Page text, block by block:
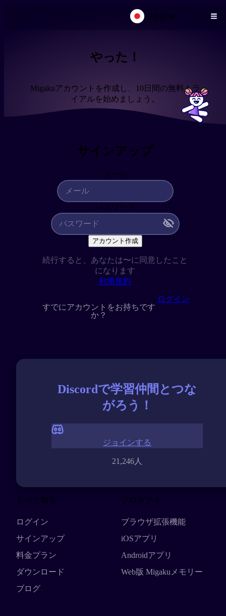
日本語
やった！
Migakuアカウントを作成し、10日間の無料トラ
イアルを始めましょう。
サインアップ
メール
パスワード
アカウント作成
続行すると、あなたは〜に同意したこと
になります
利用規約
すでにアカウントをお持ちです
か？
ログイン
Discordで学習仲間とつな
がろう！
21,246人
ジョインする
もっと知る
ログイン
サインアップ
料金プラン
ダウンロード
ブログ
プロダクト
ブラウザ拡張機能
iOSアプリ
Androidアプリ
Web版 Migakuメモリー